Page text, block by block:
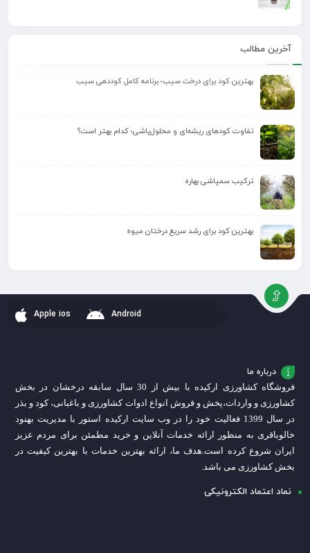
آخرین مطالب
بهترین کود برای درخت سیب؛ برنامه کامل کوددهی سیب
تفاوت کودهای ریشه‌ای و محلول‌پاشی؛ کدام بهتر است؟
ترکیب سمپاشی بهاره
بهترین کود برای رشد سریع درختان میوه
Apple ios Android
درباره ما
فروشگاه کشاورزی ارکیده با بیش از 30 سال سابقه درخشان در بخش
کشاورزی و واردات،پخش و فروش انواع ادوات کشاورزی و باغبانی، کود و بذر
در سال 1399 فعالیت خود را در وب سایت ارکیده استور با مدیریت بهنود
خالوباقری به منظور ارائه خدمات آنلاین و خرید مطمئن برای مردم عزیز
ایران شروع کرده است.هدف ما، ارائه بهترین خدمات با بهترین کیفیت در
بخش کشاورزی می باشد.
نماد اعتماد الکترونیکی